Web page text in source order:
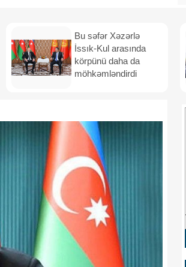
Bu səfər Xəzərlə
İssık-Kul arasında
körpünü daha da
möhkəmləndirdi